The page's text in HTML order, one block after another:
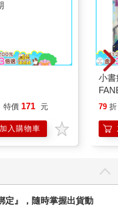
特價 171 元
加入購物車
小
成
79 折
定』，隨時掌握出貨動